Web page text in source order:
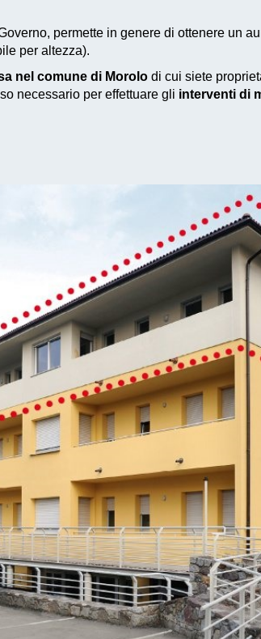
permette in genere di ottenere un
per altezza).
nel comune di Morolo di cui siete
necessario per effettuare gli interventi di